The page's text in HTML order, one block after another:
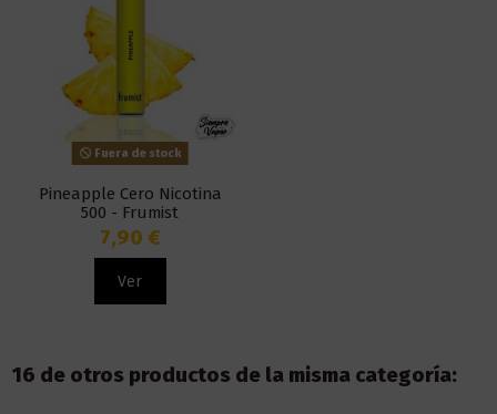
Fuera de stock
Pineapple Cero Nicotina
500 - Frumist
7,90 €
Ver
16 de otros productos de la misma categoría: